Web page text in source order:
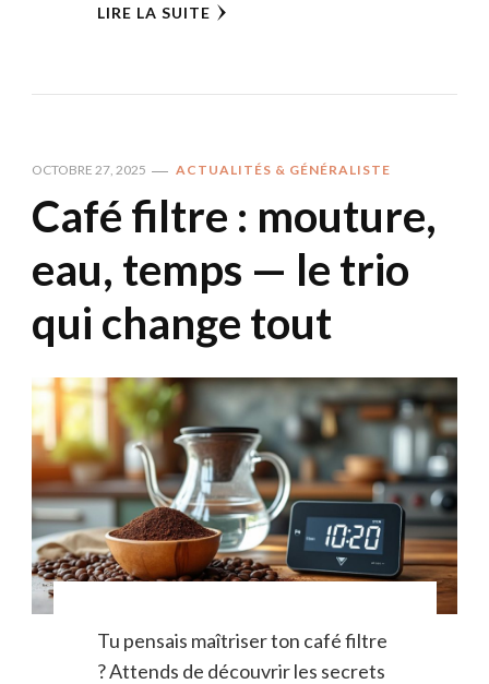
LIRE LA SUITE
OCTOBRE 27, 2025 ACTUALITÉS & GÉNÉRALISTE
Café filtre : mouture,
eau, temps — le trio
qui change tout
Tu pensais maîtriser ton café filtre
? Attends de découvrir les secrets